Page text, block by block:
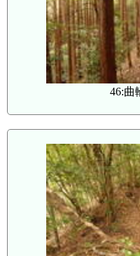
46:曲